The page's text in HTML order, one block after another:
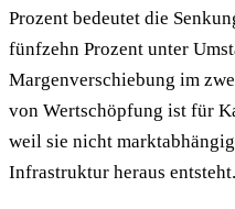
Prozent bedeutet die
fünfzehn Prozent unter
Margenverschiebung im
von Wertschöpfung ist für
weil sie nicht
Infrastruktur heraus entsteht.